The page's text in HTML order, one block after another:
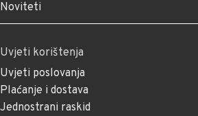
Noviteti
Uvjeti korištenja
Uvjeti poslovanja
Plaćanje i dostava
Jednostrani raskid